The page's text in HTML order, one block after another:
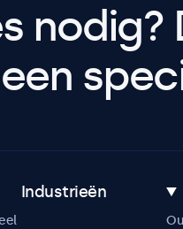
nodig?
Industrieën